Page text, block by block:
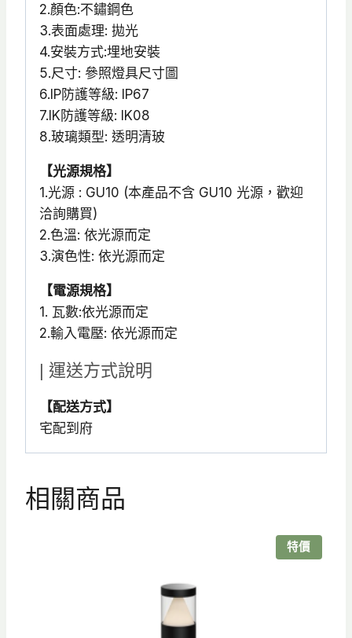
2.顏色:不鏽鋼色
3.表面處理: 拋光
4.安裝方式:埋地安裝
5.尺寸: 參照燈具尺寸圖
6.IP防護等級: IP67
7.IK防護等級: IK08
8.玻璃類型: 透明清玻
【光源規格】
1.光源 : GU10 (本產品不含 GU10 光源，歡迎
洽詢購買)
2.色溫: 依光源而定
3.演色性: 依光源而定
【電源規格】
1. 瓦數:依光源而定
2.輸入電壓: 依光源而定
| 運送方式說明
【配送方式】
宅配到府
相關商品
特價